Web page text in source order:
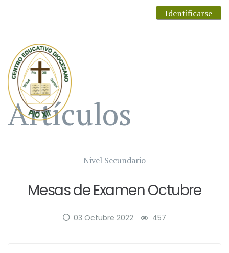
Identificarse
Artículos
Nivel Secundario
Mesas de Examen Octubre
03 Octubre 2022 457